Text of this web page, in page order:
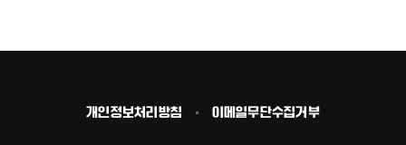
개인정보처리방침 이메일무단수집거부